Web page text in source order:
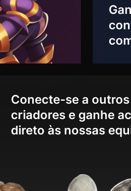
Conecte-se a outros
criadores e ganhe
direto às nossas